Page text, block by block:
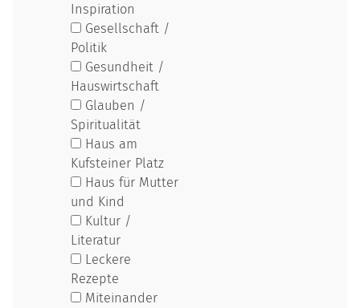
Inspiration
Gesellschaft /
Politik
Gesundheit /
Hauswirtschaft
Glauben /
Spiritualität
Haus am
Kufsteiner Platz
Haus für Mutter
und Kind
Kultur /
Literatur
Leckere
Rezepte
Miteinander